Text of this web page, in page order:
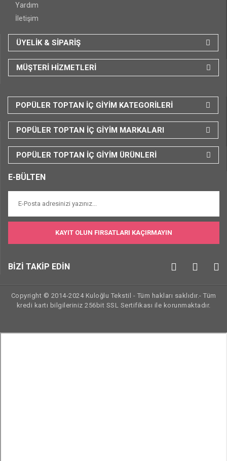
Yardım
İletişim
ÜYELİK & SİPARİŞ
MÜŞTERİ HİZMETLERİ
POPÜLER TOPTAN İÇ GİYİM KATEGORİLERİ
POPÜLER TOPTAN İÇ GİYİM MARKALARI
POPÜLER TOPTAN İÇ GİYİM ÜRÜNLERİ
E-BÜLTEN
KAYIT OLUN FIRSATLARI KAÇIRMAYIN
BİZİ TAKİP EDİN
Copyright © 2014-2024 Kuloğlu Tekstil - Tüm hakları saklıdır.- Tüm
kredi kartı bilgileriniz 256bit SSL Sertifikası ile korunmaktadır.